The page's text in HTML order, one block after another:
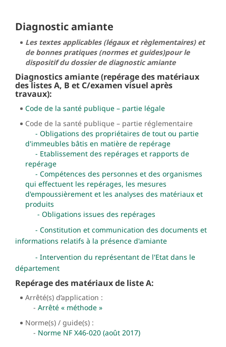
Diagnostic amiante
Les textes applicables (légaux et règlementaires) et
de bonnes pratiques (normes et guides)pour le
dispositif du dossier de diagnostic amiante
Diagnostics amiante (repérage des matériaux
des listes A, B et C/examen visuel après
travaux):
Code de la santé publique – partie légale
Code de la santé publique – partie réglementaire
- Obligations des propriétaires de tout ou partie
d'immeubles bâtis en matière de repérage
- Etablissement des repérages et rapports de
repérage
- Compétences des personnes et des organismes
qui effectuent les repérages, les mesures
d'empoussièrement et les analyses des matériaux et
produits
- Obligations issues des repérages
- Constitution et communication des documents et
informations relatifs à la présence d'amiante
- Intervention du représentant de l'Etat dans le
département
Repérage des matériaux de liste A:
Arrêté(s) d’application :
- Arrêté « méthode »
Norme(s) / guide(s) :
- Norme NF X46-020 (août 2017)